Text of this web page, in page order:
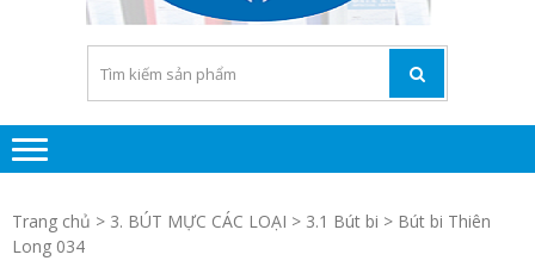
Trang chủ > 3. BÚT MỰC CÁC LOẠI > 3.1 Bút bi > Bút bi Thiên
Long 034